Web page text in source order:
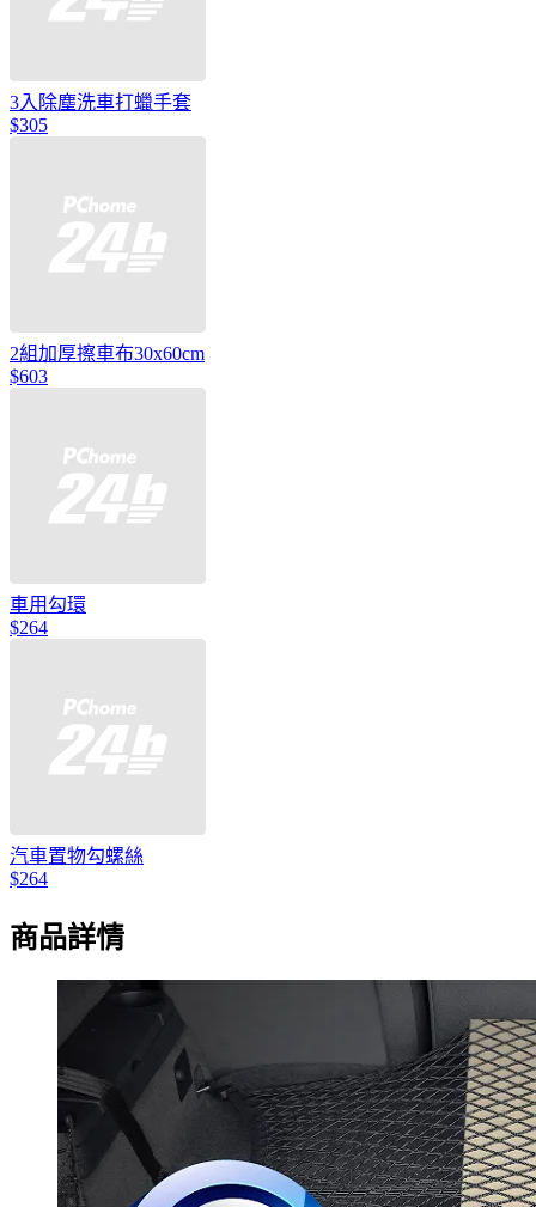
3入除塵洗車打蠟手套
$305
2組加厚擦車布30x60cm
$603
車用勾環
$264
汽車置物勾螺絲
$264
商品詳情